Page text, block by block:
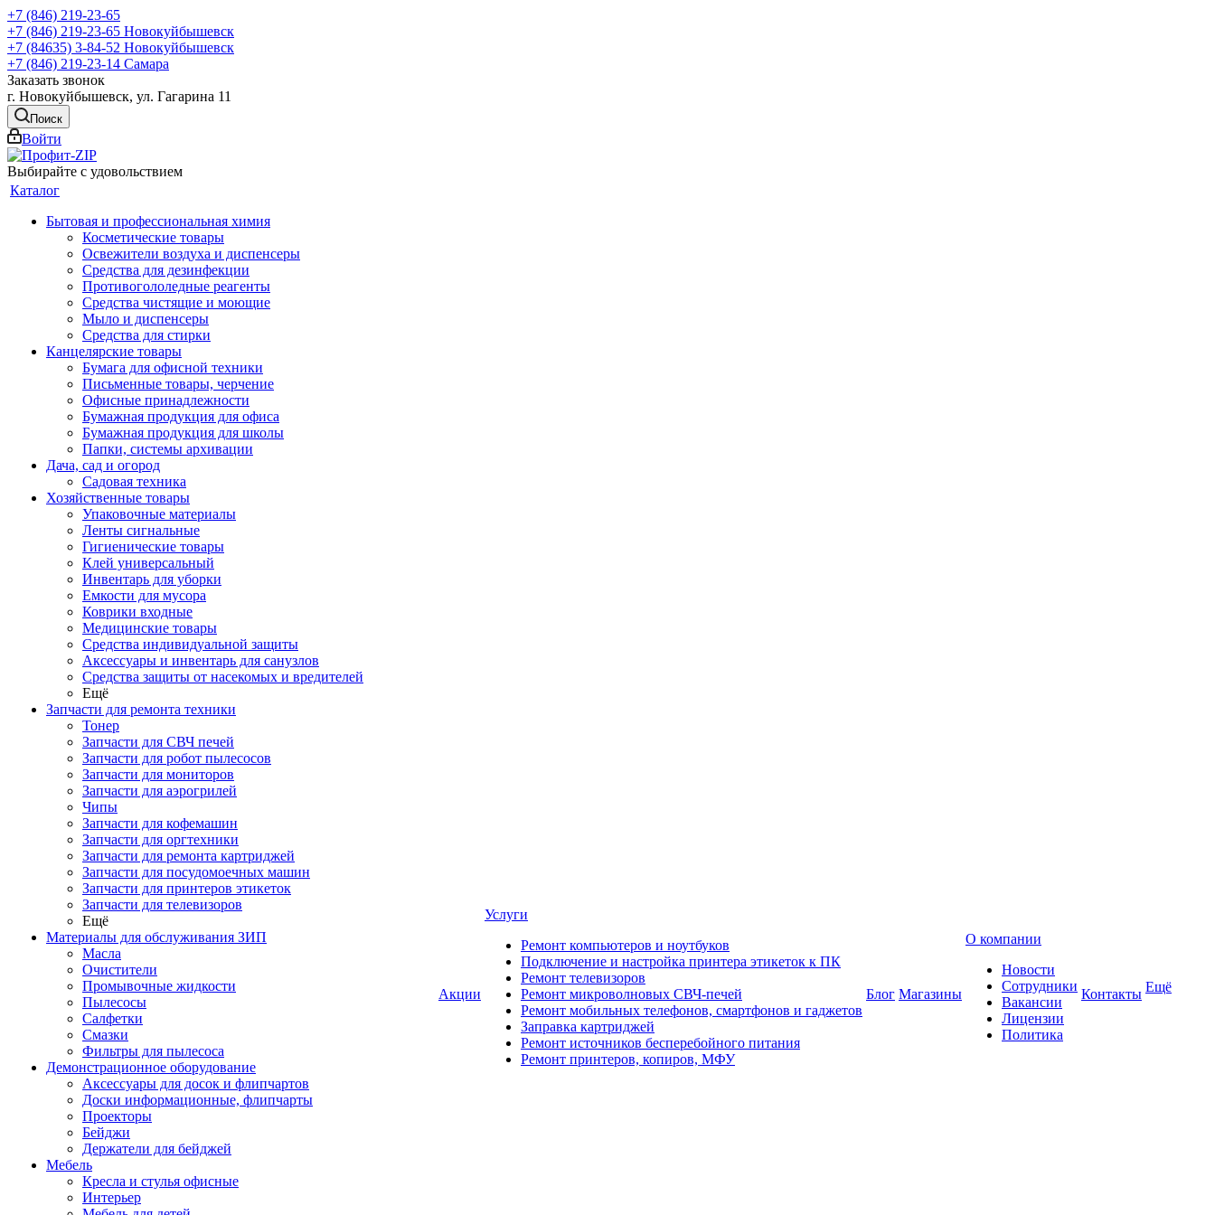
+7 (846) 219-23-65
+7 (846) 219-23-65 Новокуйбышевск
+7 (84635) 3-84-52 Новокуйбышевск
+7 (846) 219-23-14 Самара
Заказать звонок
г. Новокуйбышевск, ул. Гагарина 11
Поиск
Войти
Выбирайте с удовольствием
Каталог
Бытовая и профессиональная химия
Косметические товары
Освежители воздуха и диспенсеры
Средства для дезинфекции
Противогололедные реагенты
Средства чистящие и моющие
Мыло и диспенсеры
Средства для стирки
Канцелярские товары
Бумага для офисной техники
Письменные товары, черчение
Офисные принадлежности
Бумажная продукция для офиса
Бумажная продукция для школы
Папки, системы архивации
Дача, сад и огород
Садовая техника
Хозяйственные товары
Упаковочные материалы
Ленты сигнальные
Гигиенические товары
Клей универсальный
Инвентарь для уборки
Емкости для мусора
Коврики входные
Медицинские товары
Средства индивидуальной защиты
Аксессуары и инвентарь для санузлов
Средства защиты от насекомых и вредителей
Ещё
Запчасти для ремонта техники
Тонер
Запчасти для СВЧ печей
Запчасти для робот пылесосов
Запчасти для мониторов
Запчасти для аэрогрилей
Чипы
Запчасти для кофемашин
Запчасти для оргтехники
Запчасти для ремонта картриджей
Запчасти для посудомоечных машин
Запчасти для принтеров этикеток
Запчасти для телевизоров
Ещё
Материалы для обслуживания ЗИП
Масла
Очистители
Промывочные жидкости
Пылесосы
Салфетки
Смазки
Фильтры для пылесоса
Демонстрационное оборудование
Аксессуары для досок и флипчартов
Доски информационные, флипчарты
Проекторы
Бейджи
Держатели для бейджей
Мебель
Кресла и стулья офисные
Интерьер
Акции
Услуги
Ремонт компьютеров и ноутбуков
Подключение и настройка принтера этикеток к ПК
Ремонт телевизоров
Ремонт микроволновых СВЧ-печей
Ремонт мобильных телефонов, смартфонов и гаджетов
Заправка картриджей
Ремонт источников бесперебойного питания
Ремонт принтеров, копиров, МФУ
Блог Магазины
О компании
Новости
Сотрудники
Вакансии
Лицензии
Политика
Контакты Ещё